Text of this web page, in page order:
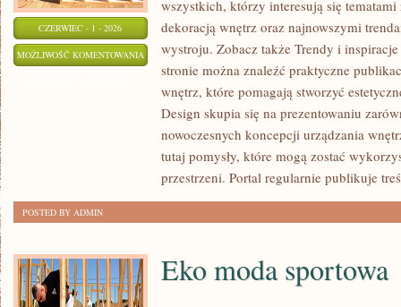
CZERWIEC - 1 - 2026
MOŻLIWOŚĆ KOMENTOWANIA TRENDY
INSPIRACJE
wszystkich, którzy interesują się
dekoracją wnętrz oraz najnowszymi
wystroju. Zobacz także Trendy i
stronie można znaleźć praktyczne
wnętrz, które pomagają stworzyć
Design skupia się na prezentowaniu
nowoczesnych koncepcji urządzania
tutaj pomysły, które mogą zostać
przestrzeni. Portal regularnie publikuje
POSTED BY ADMIN
Eko moda sportowa